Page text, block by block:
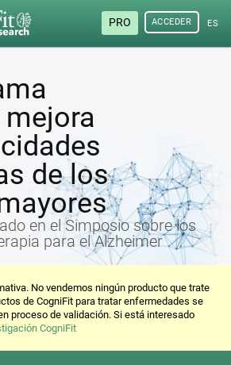
PRO ACCEDER
de los
en el Simposio sobre los
para el Alzheimer
No vendemos ningún producto que trate
de CogniFit para tratar enfermedades se
proceso de validación. Si está interesado
CogniFit